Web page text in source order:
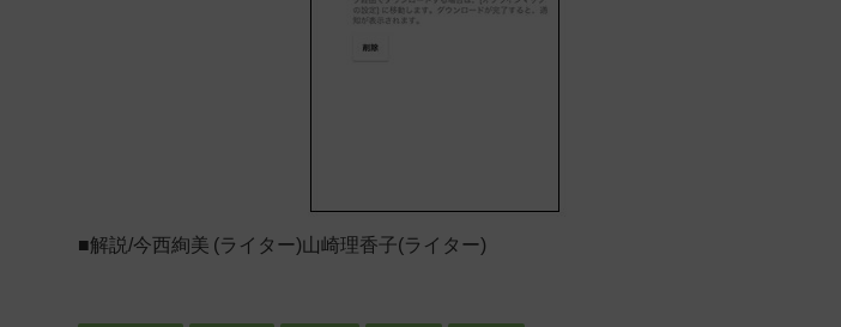
■解説/今西絢美 (ライター)山崎理香子(ライター)